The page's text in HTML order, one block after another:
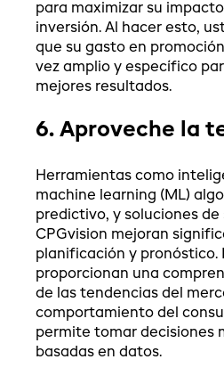
para maximizar su
inversión. Al hacer esto,
que su gasto en
vez amplio y específico
mejores resultados.
6. Aproveche la
Herramientas como
machine learning (ML)
predictivo, y soluciones
CPGvision mejoran
planificación y pronóstico.
proporcionan una
de las tendencias del
comportamiento del
permite tomar decisiones
basadas en datos.